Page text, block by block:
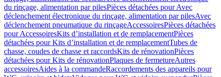
du rinçage, alimentation par pilesPièces détachées pour Avec
déclenchement électronique du rinçage, alimentation par pilesAvec
déclenchement pneumatique du rinçageAccessoiresPièces détachées
pour AccessoiresKits d’installation et de remplacementPièces
détachées pour Kits d’installation et de remplacementTubes de
chasse, coudes de chasse et raccordsKits de rénovationPièces
détachées pour Kits de rénovationPlaques de fermetureAutres
accessoiresAides à la commandeRaccordements des appareils pour